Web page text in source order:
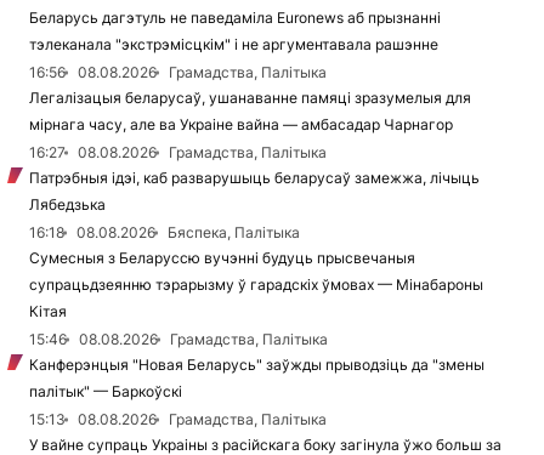
Беларусь дагэтуль не паведаміла Euronews аб прызнанні
тэлеканала "экстрэмісцкім" і не аргументавала рашэнне
16:56
08.08.2026
Грамадства, Палітыка
Легалізацыя беларусаў, ушанаванне памяці зразумелыя для
мірнага часу, але ва Украіне вайна — амбасадар Чарнагор
16:27
08.08.2026
Грамадства, Палітыка
Патрэбныя ідэі, каб разварушыць беларусаў замежжа, лічыць
Лябедзька
16:18
08.08.2026
Бяспека, Палітыка
Сумесныя з Беларуссю вучэнні будуць прысвечаныя
супрацьдзеянню тэрарызму ў гарадскіх ўмовах — Мінабароны
Кітая
15:46
08.08.2026
Грамадства, Палітыка
Канферэнцыя "Новая Беларусь" заўжды прыводзіць да "змены
палітык" — Баркоўскі
15:13
08.08.2026
Грамадства, Палітыка
У вайне супраць Украіны з расійскага боку загінула ўжо больш за